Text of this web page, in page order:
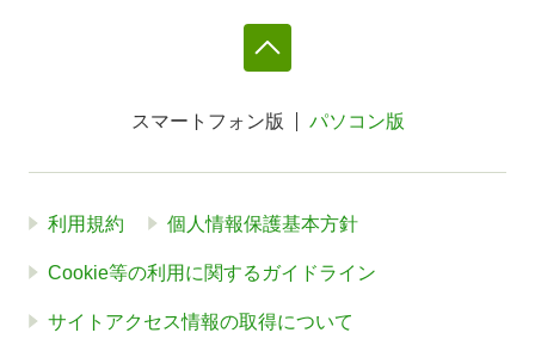
スマートフォン版 パソコン版
利用規約 個人情報保護基本方針
Cookie等の利用に関するガイドライン
サイトアクセス情報の取得について